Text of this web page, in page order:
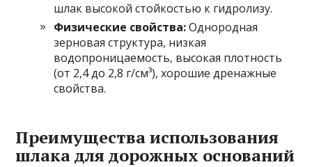
шлак высокой стойкостью к гидролизу.
Физические свойства:Однородная
зерновая структура, низкая
водопроницаемость, высокая плотность
(от 2,4 до 2,8 г/см³), хорошие дренажные
свойства.
Преимущества использования
шлака для дорожных оснований